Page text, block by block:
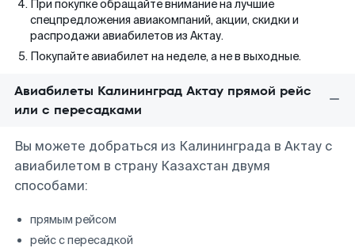
При покупке обращайте внимание на лучшие
спецпредложения авиакомпаний, акции, скидки и
распродажи авиабилетов из Актау.
Покупайте авиабилет на неделе, а не в выходные.
Авиабилеты Калининград Актау прямой рейс
или с пересадками
Вы можете добраться из Калининграда в Актау с
авиабилетом в страну Казахстан двумя
способами:
прямым рейсом
рейс с пересадкой